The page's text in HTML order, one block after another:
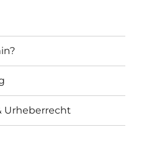
Urheberrecht